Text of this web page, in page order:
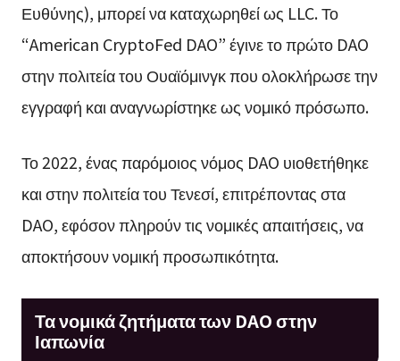
Ευθύνης), μπορεί να καταχωρηθεί ως LLC. Το
“American CryptoFed DAO” έγινε το πρώτο DAO
στην πολιτεία του Ουαϊόμινγκ που ολοκλήρωσε την
εγγραφή και αναγνωρίστηκε ως νομικό πρόσωπο.
Το 2022, ένας παρόμοιος νόμος DAO υιοθετήθηκε
και στην πολιτεία του Τενεσί, επιτρέποντας στα
DAO, εφόσον πληρούν τις νομικές απαιτήσεις, να
αποκτήσουν νομική προσωπικότητα.
Τα νομικά ζητήματα των DAO στην
Ιαπωνία